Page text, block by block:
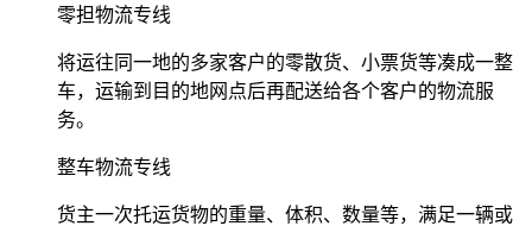
零担物流专线
将运往同一地的多家客户的零散货、小票货等凑成一整
车，运输到目的地网点后再配送给各个客户的物流服
务。
整车物流专线
货主一次托运货物的重量、体积、数量等，满足一辆或